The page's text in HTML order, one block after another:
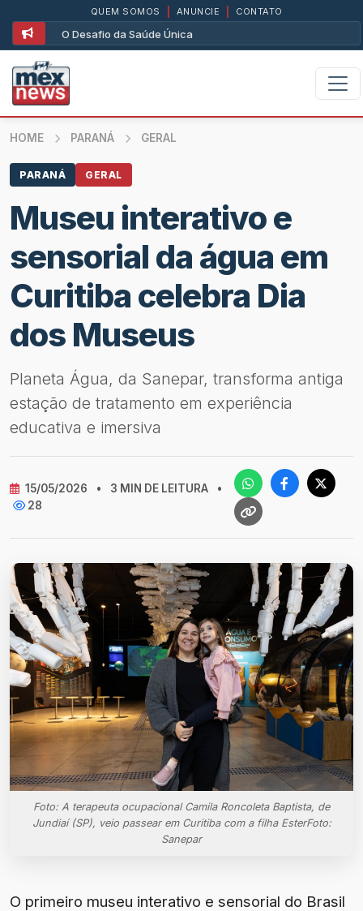
O Desafio da Saúde Única
QUEM SOMOS ANUNCIE CONTATO
HOME PARANÁ GERAL
PARANÁ GERAL
Museu interativo e
sensorial da água em
Curitiba celebra Dia
dos Museus
Planeta Água, da Sanepar, transforma antiga
estação de tratamento em experiência
educativa e imersiva
15/05/2026 • 3 MIN DE LEITURA
•
28
Foto: A terapeuta ocupacional Camila Roncoleta Baptista, de
Jundiaí (SP), veio passear em Curitiba com a filha EsterFoto:
Sanepar
O primeiro museu interativo e sensorial do Brasil